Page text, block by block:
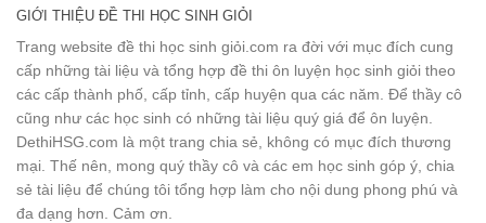
GIỚI THIỆU ĐỀ THI HỌC SINH GIỎI
Trang website đề thi học sinh giỏi.com ra đời với mục đích cung
cấp những tài liệu và tổng hợp đề thi ôn luyện học sinh giỏi theo
các cấp thành phố, cấp tỉnh, cấp huyện qua các năm. Để thầy cô
cũng như các học sinh có những tài liệu quý giá để ôn luyện.
DethiHSG.com là một trang chia sẻ, không có mục đích thương
mại. Thế nên, mong quý thầy cô và các em học sinh góp ý, chia
sẻ tài liệu để chúng tôi tổng hợp làm cho nội dung phong phú và
đa dạng hơn. Cảm ơn.